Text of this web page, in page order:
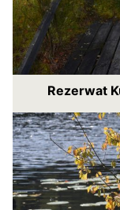
Rezerwat